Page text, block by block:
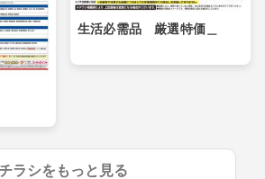
生活必需品 厳選特価＿
チラシをもっと見る